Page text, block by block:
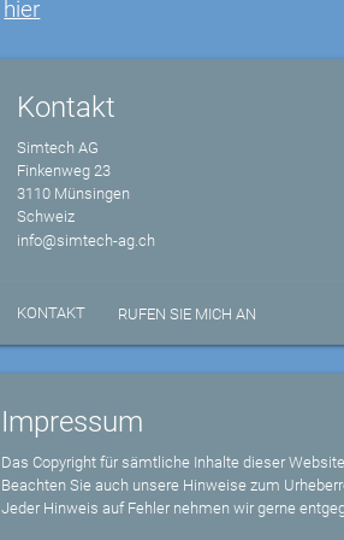
hier
Kontakt
Simtech AG
Finkenweg 23
3110 Münsingen
Schweiz
info@simtech-ag.ch
KONTAKT RUFEN SIE MICH AN
Impressum
Das Copyright für sämtliche Inhalte dieser
Beachten Sie auch unsere Hinweise zum
Jeder Hinweis auf Fehler nehmen wir gerne